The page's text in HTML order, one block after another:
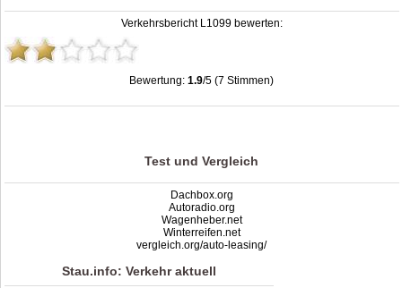
Verkehrsbericht L1099 bewerten:
Bewertung:1.9/5 (7 Stimmen)
Stau L1099: Unfälle, Sperrung & Baustellen | Staumelder L1099 ,1.9out of5
Test und Vergleich
Dachbox.org
Autoradio.org
Wagenheber.net
Winterreifen.net
vergleich.org/auto-leasing/
Stau.info: Verkehr aktuell